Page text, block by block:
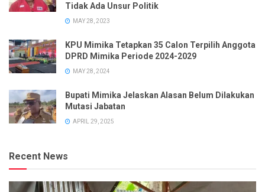
Tidak Ada Unsur Politik
MAY 28, 2023
KPU Mimika Tetapkan 35 Calon Terpilih Anggota
DPRD Mimika Periode 2024-2029
MAY 28, 2024
Bupati Mimika Jelaskan Alasan Belum Dilakukan
Mutasi Jabatan
APRIL 29, 2025
Recent News